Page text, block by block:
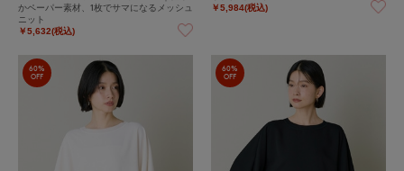
かペーパー素材、1枚でサマになるメッシュ
ニット
￥5,632(税込)
￥5,984(税込)
60%
OFF
60%
OFF